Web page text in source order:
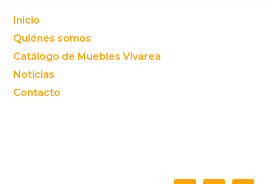
Footer
Inicio
Quiénes somos
Catálogo de Muebles Vivarea
Noticias
Contacto